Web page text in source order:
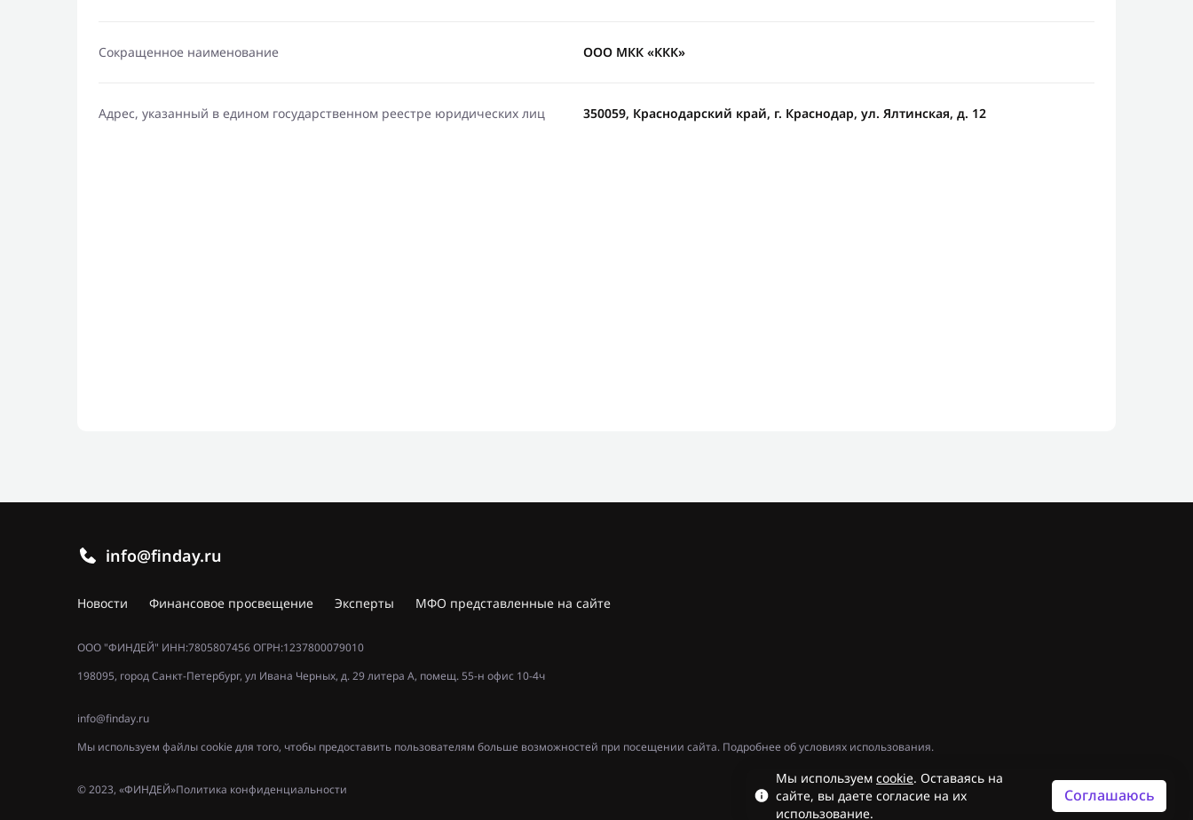
Сокращенное наименование ООО МКК «ККК»
Адрес, указанный в едином государственном реестре юридических лиц 350059, Краснодарский край, г. Краснодар, ул. Ялтинская, д. 12
info@finday.ru
Новости Финансовое просвещение Эксперты МФО представленные на сайте
ООО "ФИНДЕЙ" ИНН:7805807456 ОГРН:1237800079010
198095, город Санкт-Петербург, ул Ивана Черных, д. 29 литера А, помещ. 55-н офис 10-4ч
info@finday.ru
Мы используем файлы cookie для того, чтобы предоставить пользователям больше возможностей при посещении сайта. Подробнее об условиях использования.
Политика конфиденциальности
© 2023, «ФИНДЕЙ»
Мы используем cookie. Оставаясь на
сайте, вы даете согласие на их
использование.
Соглашаюсь